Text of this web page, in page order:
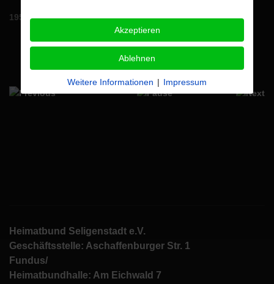
Heimatbund Seligenstadt e.V.
Geschäftsstelle: Aschaffenburger Str. 1
Fundus/
Heimatbundhalle: Am Eichwald 7
Akzeptieren
Ablehnen
Weitere Informationen | Impressum